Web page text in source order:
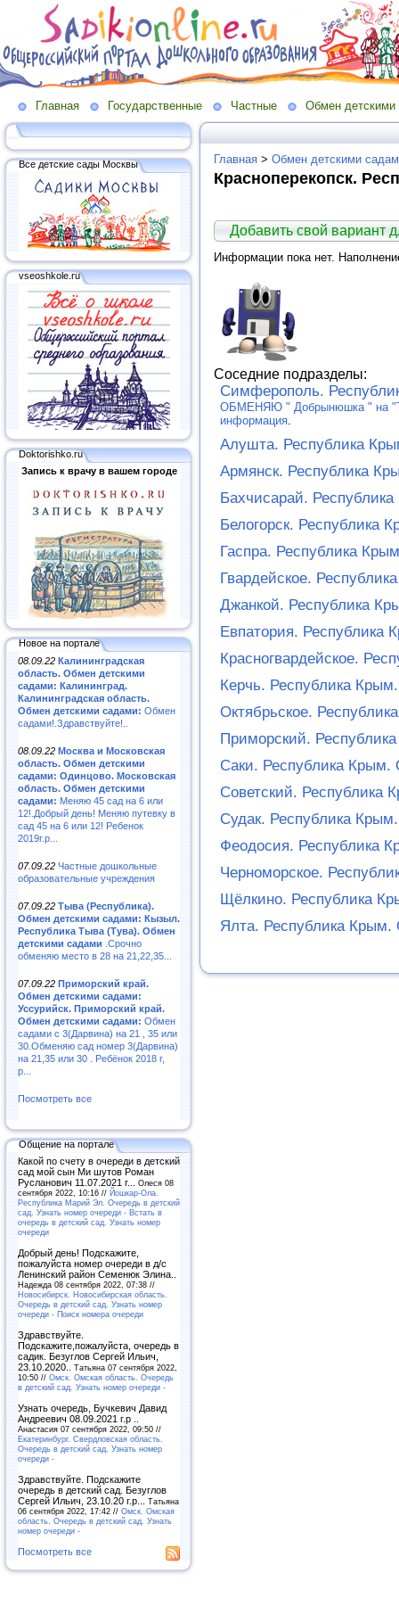
Главная Государственные Частные Обмен детскими
Все детские сады Москвы
vseoshkole.ru
Doktorishko.ru
Запись к врачу в вашем городе
Новое на портале
08.09.22 Калининградская
область. Обмен детскими
садами: Калининград.
Калининградская область.
Обмен детскими садами: Обмен
садами!.Здравствуйте!..
08.09.22 Москва и Московская
область. Обмен детскими
садами: Одинцово. Московская
область. Обмен детскими
садами: Меняю 45 сад на 6 или
12!.Добрый день! Меняю путевку в
сад 45 на 6 или 12! Ребенок
2019г.р...
07.09.22 Частные дошкольные
образовательные учреждения
07.09.22 Тыва (Республика).
Обмен детскими садами: Кызыл.
Республика Тыва (Тува). Обмен
детскими садами .Срочно
обменяю место в 28 на 21,22,35...
07.09.22 Приморский край.
Обмен детскими садами:
Уссурийск. Приморский край.
Обмен детскими садами: Обмен
садами с 3(Дарвина) на 21 , 35 или
30.Обменяю сад номер 3(Дарвина)
на 21,35 или 30 . Ребёнок 2018 г,
р...
Посмотреть все
Общение на портале
Какой по счету в очереди в детский
сад мой сын Ми шутов Роман
Русланович 11.07.2021 г... Олеся 08
сентября 2022, 10:16 // Йошкар-Ола.
Республика Марий Эл. Очередь в детский
сад. Узнать номер очереди - Встать в
очередь в детский сад. Узнать номер
очереди
Добрый день! Подскажите,
пожалуйста номер очереди в д/с
Ленинский район Семенюк Элина..
Надежда 08 сентября 2022, 07:38 //
Новосибирск. Новосибирская область.
Очередь в детский сад. Узнать номер
очереди - Поиск номера очереди
Здравствуйте.
Подскажите,пожалуйста, очередь в
садик. Безуглов Сергей Ильич,
23.10.2020.. Татьяна 07 сентября 2022,
10:50 // Омск. Омская область. Очередь
в детский сад. Узнать номер очереди -
Узнать очередь, Бучкевич Давид
Андреевич 08.09.2021 г.р ..
Анастасия 07 сентября 2022, 09:50 //
Екатеринбург. Свердловская область.
Очередь в детский сад. Узнать номер
очереди -
Здравствуйте. Подскажите
очередь в детский сад. Безуглов
Сергей Ильич, 23.10.20 г.р... Татьяна
06 сентября 2022, 17:42 // Омск. Омская
область. Очередь в детский сад. Узнать
номер очереди -
Посмотреть все
Главная > Обмен детскими
Красноперекопск.
Добавить свой вариант
Информации пока нет.
Соседние подразделы:
Симферополь.
ОБМЕНЯЮ " Добрынюшка " на
информация
Алушта. Республика
Армянск. Республика
Бахчисарай.
Белогорск. Республика
Гаспра. Республика
Гвардейское.
Джанкой. Республика
Евпатория. Республика
Красногвардейское.
Керчь. Республика
Октябрьское.
Приморский.
Саки. Республика
Советский. Республика
Судак. Республика
Феодосия. Республика
Черноморское.
Щёлкино. Республика
Ялта. Республика